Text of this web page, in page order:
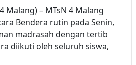
Malang) – MTsN 4 Malang
Bendera rutin pada Senin,
madrasah dengan tertib
diikuti oleh seluruh siswa,